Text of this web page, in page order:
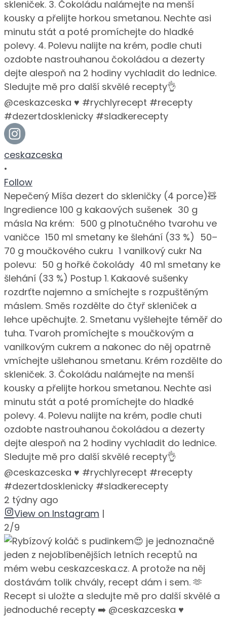
ceskazceska
•
Follow
Nepečený Míša dezert do skleničky (4 porce)🧸
Ingredience 100 g kakaových sušenek 30 g
másla Na krém: 500 g plnotučného tvarohu ve
vaničce 150 ml smetany ke šlehání (33 %) 50–
70 g moučkového cukru 1 vanilkový cukr Na
polevu: 50 g hořké čokolády 40 ml smetany ke
šlehání (33 %) Postup 1. Kakaové sušenky
rozdrťte najemno a smíchejte s rozpuštěným
máslem. Směs rozdělte do čtyř skleniček a
lehce upěchujte. 2. Smetanu vyšlehejte téměř do
tuha. Tvaroh promíchejte s moučkovým a
vanilkovým cukrem a nakonec do něj opatrně
vmíchejte ušlehanou smetanu. Krém rozdělte do
skleniček. 3. Čokoládu nalámejte na menší
kousky a přelijte horkou smetanou. Nechte asi
minutu stát a poté promíchejte do hladké
polevy. 4. Polevu nalijte na krém, podle chuti
ozdobte nastrouhanou čokoládou a dezerty
dejte alespoň na 2 hodiny vychladit do lednice.
Sledujte mě pro další skvělé recepty👌
@ceskazceska ♥️ #rychlyrecept #recepty
#dezertdosklenicky #sladkerecepty
2 týdny ago
View on Instagram |
2/9